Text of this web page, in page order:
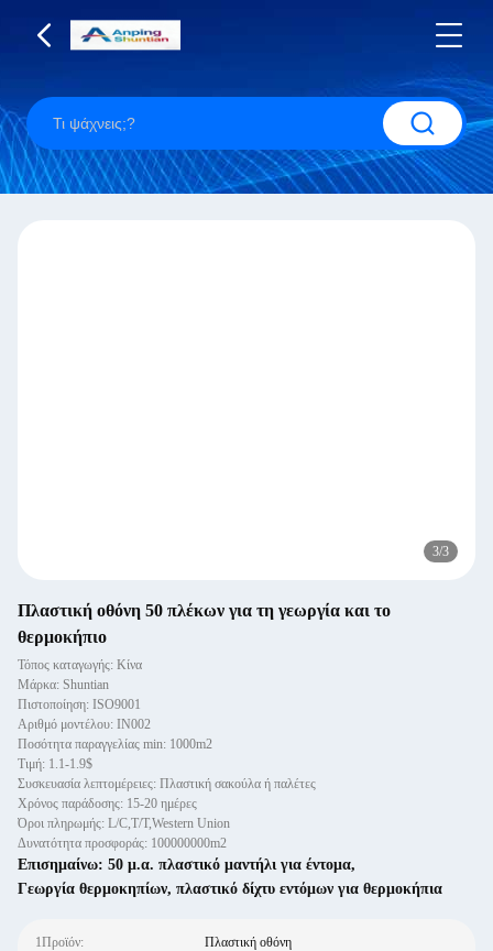
3/3
Πλαστική οθόνη 50 πλέκων για τη γεωργία και το
θερμοκήπιο
Τόπος καταγωγής: Κίνα
Μάρκα: Shuntian
Πιστοποίηση: ISO9001
Αριθμό μοντέλου: IN002
Ποσότητα παραγγελίας min: 1000m2
Τιμή: 1.1-1.9$
Συσκευασία λεπτομέρειες: Πλαστική σακούλα ή παλέτες
Χρόνος παράδοσης: 15-20 ημέρες
Όροι πληρωμής: L/C,T/T,Western Union
Δυνατότητα προσφοράς: 100000000m2
Επισημαίνω: 50 μ.α. πλαστικό μαντήλι για έντομα,
Γεωργία θερμοκηπίων, πλαστικό δίχτυ εντόμων για θερμοκήπια
1Προϊόν: Πλαστική οθόνη